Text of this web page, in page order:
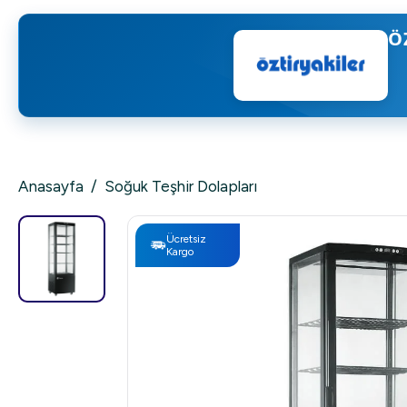
Anasayfa / Soğuk Teşhir Dolapları
Ücretsiz
Kargo